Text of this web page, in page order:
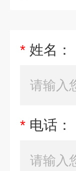
* 姓名：
* 电话：